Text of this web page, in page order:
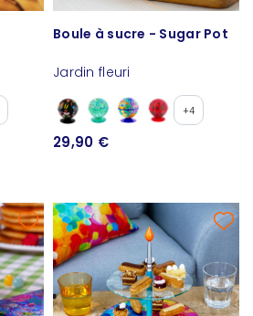
Boule à sucre - Sugar Pot
Jardin fleuri
+4
29,90 €